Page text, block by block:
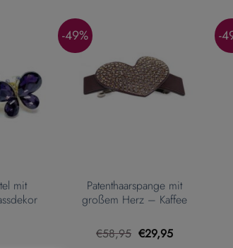
mit
-49%
Patenthaarspange mit
großem Herz – Kaffee
€58,95 Ursprünglicher
Preis
€29,95Aktueller
-